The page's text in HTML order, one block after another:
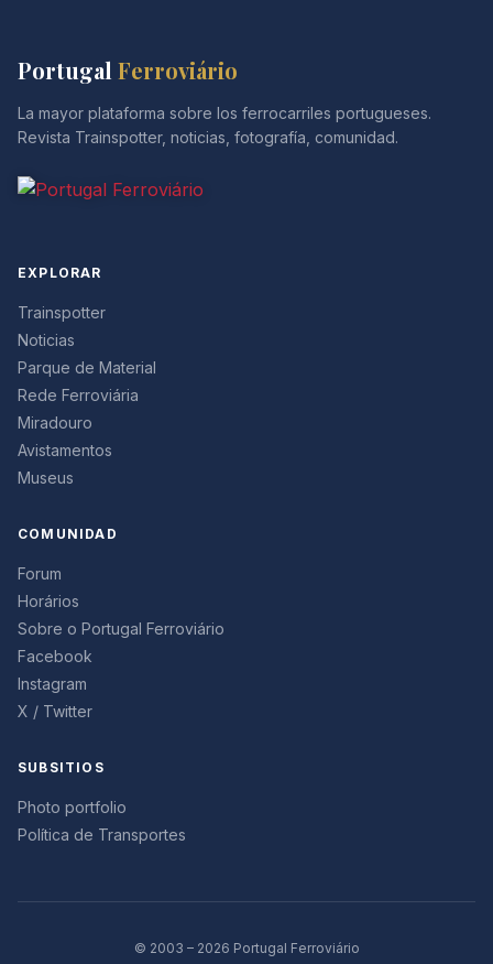
Portugal Ferroviário
La mayor plataforma sobre los ferrocarriles portugueses.
Revista Trainspotter, noticias, fotografía, comunidad.
EXPLORAR
Trainspotter
Noticias
Parque de Material
Rede Ferroviária
Miradouro
Avistamentos
Museus
COMUNIDAD
Forum
Horários
Sobre o Portugal Ferroviário
Facebook
Instagram
X / Twitter
SUBSITIOS
Photo portfolio
Política de Transportes
© 2003 – 2026 Portugal Ferroviário